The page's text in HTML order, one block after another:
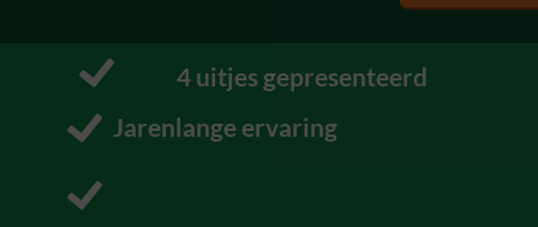
11 uitjes gepresenteerd